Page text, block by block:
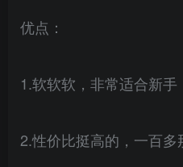
优点：
1.软软软，非常适合新手
2.性价比挺高的，一百